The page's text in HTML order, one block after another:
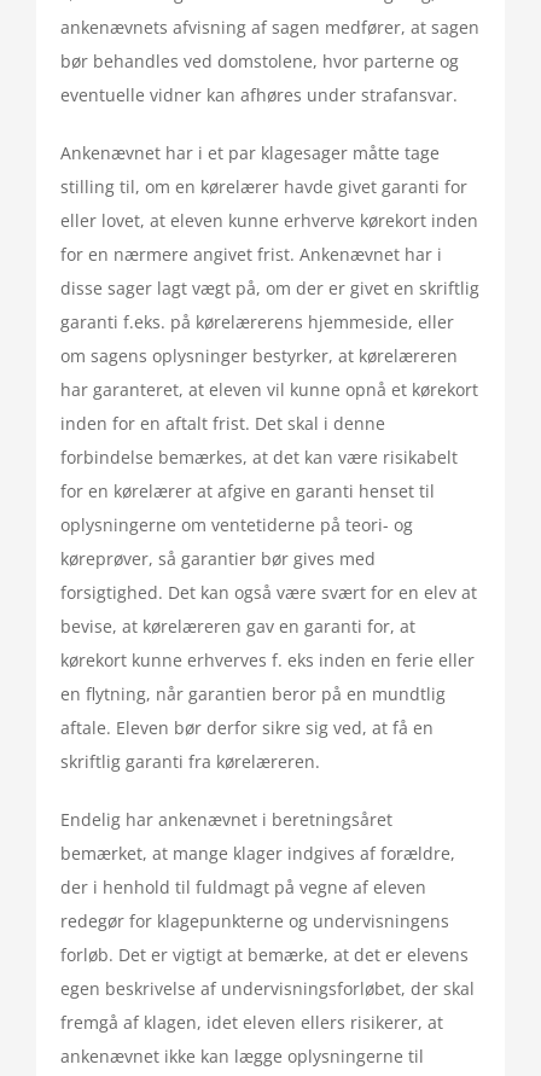
ankenævnets afvisning af sagen medfører, at sagen
bør behandles ved domstolene, hvor parterne og
eventuelle vidner kan afhøres under strafansvar.
Ankenævnet har i et par klagesager måtte tage
stilling til, om en kørelærer havde givet garanti for
eller lovet, at eleven kunne erhverve kørekort inden
for en nærmere angivet frist. Ankenævnet har i
disse sager lagt vægt på, om der er givet en skriftlig
garanti f.eks. på kørelærerens hjemmeside, eller
om sagens oplysninger bestyrker, at kørelæreren
har garanteret, at eleven vil kunne opnå et kørekort
inden for en aftalt frist. Det skal i denne
forbindelse bemærkes, at det kan være risikabelt
for en kørelærer at afgive en garanti henset til
oplysningerne om ventetiderne på teori- og
køreprøver, så garantier bør gives med
forsigtighed. Det kan også være svært for en elev at
bevise, at kørelæreren gav en garanti for, at
kørekort kunne erhverves f. eks inden en ferie eller
en flytning, når garantien beror på en mundtlig
aftale. Eleven bør derfor sikre sig ved, at få en
skriftlig garanti fra kørelæreren.
Endelig har ankenævnet i beretningsåret
bemærket, at mange klager indgives af forældre,
der i henhold til fuldmagt på vegne af eleven
redegør for klagepunkterne og undervisningens
forløb. Det er vigtigt at bemærke, at det er elevens
egen beskrivelse af undervisningsforløbet, der skal
fremgå af klagen, idet eleven ellers risikerer, at
ankenævnet ikke kan lægge oplysningerne til